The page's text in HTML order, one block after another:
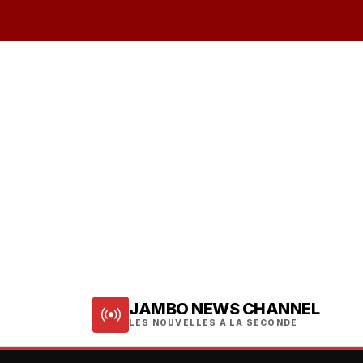
JAMBO NEWS CHANNEL
LES NOUVELLES À LA SECONDE